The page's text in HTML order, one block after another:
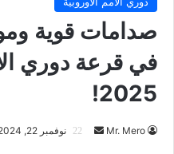
صدامات قوية
في قرعة دوري
2025!
Mr. Mero
أرسل نوفمبر 22, 2024